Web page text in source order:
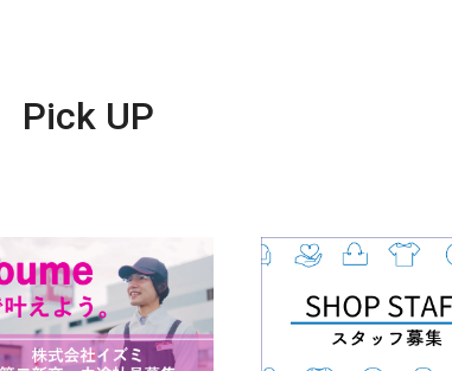
Pick UP